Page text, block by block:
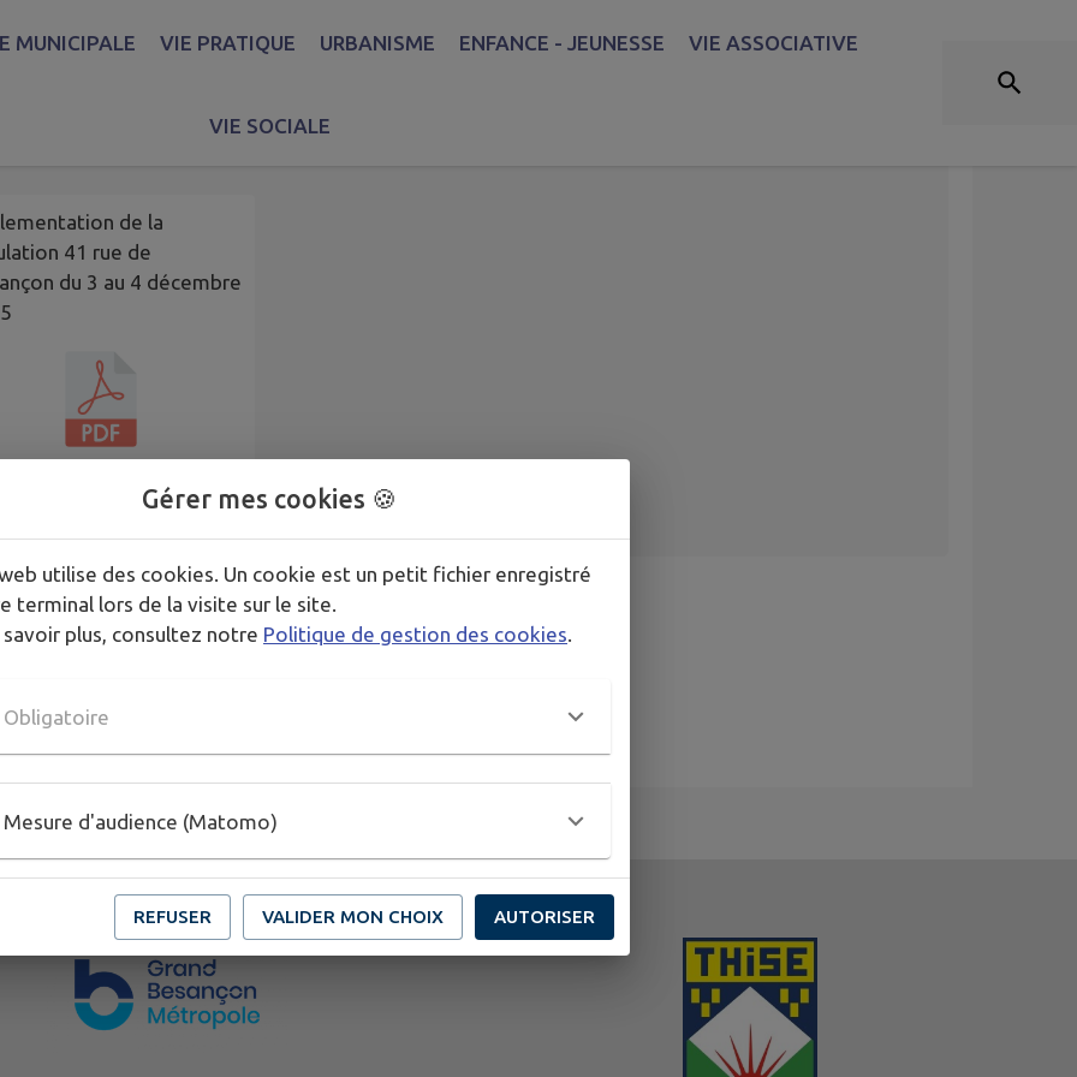
MUNICIPALE VIE PRATIQUE URBANISME ENFANCE - JEUNESSE VIE ASSOCIATIVE
VIE SOCIALE
circulation
de la
41 rue de
du 3 au 4 décembre
Gérer mes cookies 🍪
utilise des cookies. Un cookie est un petit fichier enregistré
terminal lors de la visite sur le site.
savoir plus, consultez notre Politique de gestion des cookies.
Obligatoire
Mesure d'audience (Matomo)
REFUSER VALIDER MON CHOIX AUTORISER